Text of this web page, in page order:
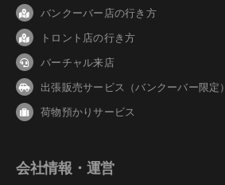
バンクーバー 店の行き方
トロント店の行き方
バーチャル来店
出張販売サービス（バンクーバー限定）
荷物預かりサービス
会社情報・運営